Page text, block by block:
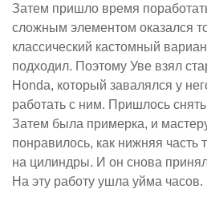
Затем пришло время
сложным элементом оказался
классический кастомный
подходил. Поэтому Уве взял
Honda, который завалялся у
работать с ним. Пришлось
Затем была примерка, и
понравилось, как нижняя часть
на цилиндры. И он снова
На эту работу ушла уйма часов.